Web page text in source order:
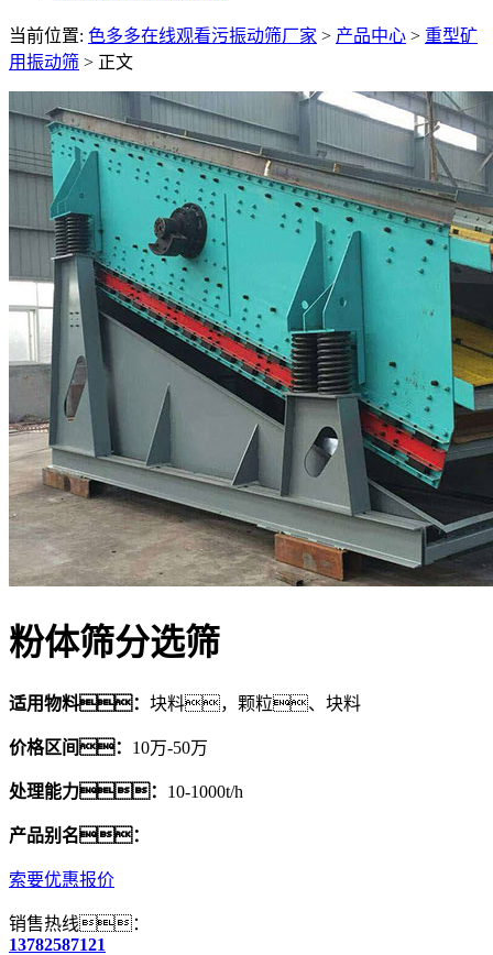
当前位置: 色多多在线观看污振动筛厂家 > 产品中心 > 重型矿
用振动筛 > 正文
粉体筛分选筛
适用物料： 块料，颗粒、块料
价格区间： 10万-50万
处理能力： 10-1000t/h
产品别名：
索要优惠报价
销售热线：
13782587121